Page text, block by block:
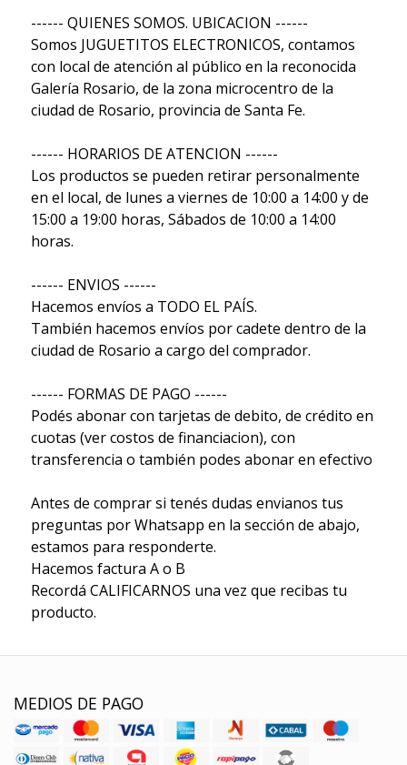
------ QUIENES SOMOS. UBICACION ------
Somos JUGUETITOS ELECTRONICOS, contamos
con local de atención al público en la reconocida
Galería Rosario, de la zona microcentro de la
ciudad de Rosario, provincia de Santa Fe.
------ HORARIOS DE ATENCION ------
Los productos se pueden retirar personalmente
en el local, de lunes a viernes de 10:00 a 14:00 y de
15:00 a 19:00 horas, Sábados de 10:00 a 14:00
horas.
------ ENVIOS ------
Hacemos envíos a TODO EL PAÍS.
También hacemos envíos por cadete dentro de la
ciudad de Rosario a cargo del comprador.
------ FORMAS DE PAGO ------
Podés abonar con tarjetas de debito, de crédito en
cuotas (ver costos de financiacion), con
transferencia o también podes abonar en efectivo
Antes de comprar si tenés dudas envianos tus
preguntas por Whatsapp en la sección de abajo,
estamos para responderte.
Hacemos factura A o B
Recordá CALIFICARNOS una vez que recibas tu
producto.
MEDIOS DE PAGO